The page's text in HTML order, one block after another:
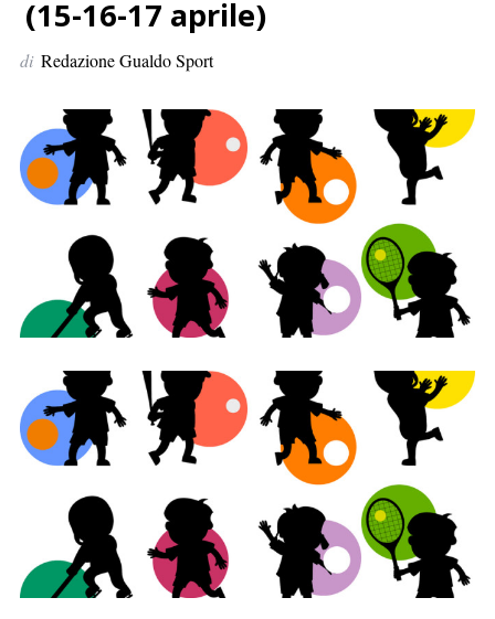
e
r
(15-16-17 aprile)
di Redazione Gualdo Sport